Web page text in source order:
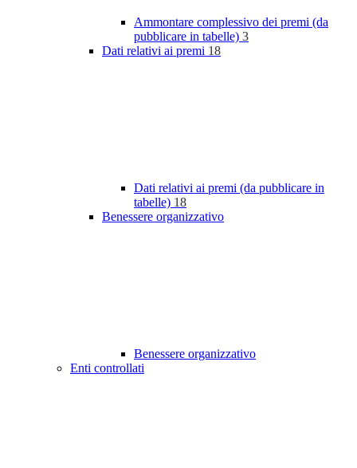
Ammontare complessivo dei premi (da
pubblicare in tabelle) 3
Dati relativi ai premi 18
Dati relativi ai premi (da pubblicare in
tabelle) 18
Benessere organizzativo
Benessere organizzativo
Enti controllati